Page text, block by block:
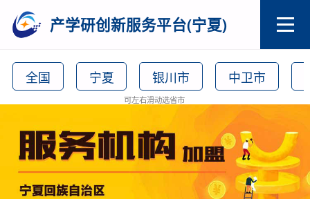
产学研创新服务平台(宁夏)
全国 宁夏 银川市 中卫市
可左右滑动选省市